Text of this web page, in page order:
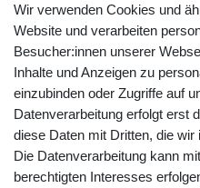
Vertrag
Wir verwenden Cookies und
Website und verarbeiten
Besucher:innen unserer
Inhalte und Anzeigen zu
einzubinden oder Zugriffe auf
Datenverarbeitung erfolgt erst
diese Daten mit Dritten, die wir
Die Datenverarbeitung kann
berechtigten Interesses